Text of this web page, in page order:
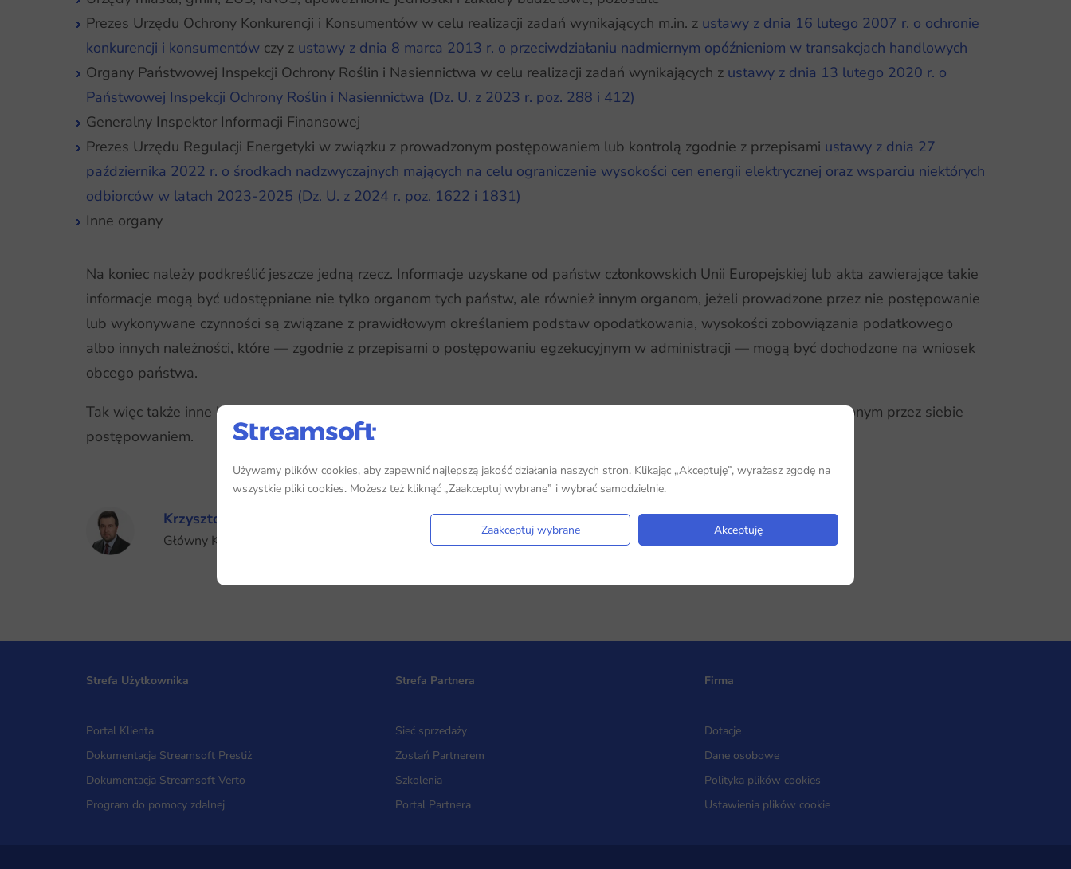
Prezes Urzędu Ochrony Konkurencji i Konsumentów w celu realizacji zadań wynikających m.in. z ustawy z dnia 16 lutego 2007 r. o ochronie
konkurencji i konsumentów czy z ustawy z dnia 8 marca 2013 r. o przeciwdziałaniu nadmiernym opóźnieniom w transakcjach handlowych
Organy Państwowej Inspekcji Ochrony Roślin i Nasiennictwa w celu realizacji zadań wynikających z ustawy z dnia 13 lutego 2020 r. o
Państwowej Inspekcji Ochrony Roślin i Nasiennictwa (Dz. U. z 2023 r. poz. 288 i 412)
Generalny Inspektor Informacji Finansowej
Prezes Urzędu Regulacji Energetyki w związku z prowadzonym postępowaniem lub kontrolą zgodnie z przepisami ustawy z dnia 27
października 2022 r. o środkach nadzwyczajnych mających na celu ograniczenie wysokości cen energii elektrycznej oraz wsparciu niektórych
odbiorców w latach 2023-2025 (Dz. U. z 2024 r. poz. 1622 i 1831)
Inne organy
Na koniec należy podkreślić jeszcze jedną rzecz. Informacje uzyskane od państw członkowskich Unii Europejskiej lub akta zawierające takie
informacje mogą być udostępniane nie tylko organom tych państw, ale również innym organom, jeżeli prowadzone przez nie postępowanie
lub wykonywane czynności są związane z prawidłowym określaniem podstaw opodatkowania, wysokości zobowiązania podatkowego
albo innych należności, które — zgodnie z przepisami o postępowaniu egzekucyjnym w administracji — mogą być dochodzone na wniosek
obcego państwa.
Tak więc także inne kraje (nie tylko państwa UE) mogą wystąpić o udostępnienie danych z KSeF w związku z prowadzonym przez siebie
postępowaniem.
Krzysztof Ulicki
Główny Księgowy
Strefa Użytkownika
Portal Klienta
Dokumentacja Streamsoft Prestiż
Dokumentacja Streamsoft Verto
Program do pomocy zdalnej
Strefa Partnera
Sieć sprzedaży
Zostań Partnerem
Szkolenia
Portal Partnera
Firma
Dotacje
Dane osobowe
Polityka plików cookies
Ustawienia plików cookie
Używamy plików cookies, aby zapewnić najlepszą jakość działania naszych stron. Klikając „Akceptuję”, wyrażasz zgodę na
wszystkie pliki cookies. Możesz też kliknąć „Zaakceptuj wybrane” i wybrać samodzielnie.
Zaakceptuj wybrane Akceptuję